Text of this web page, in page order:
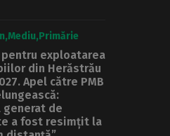
Mediu Primărie
pentru exploatarea
din Herăstrău
Apel către PMB
generat de
a fost resimțit la